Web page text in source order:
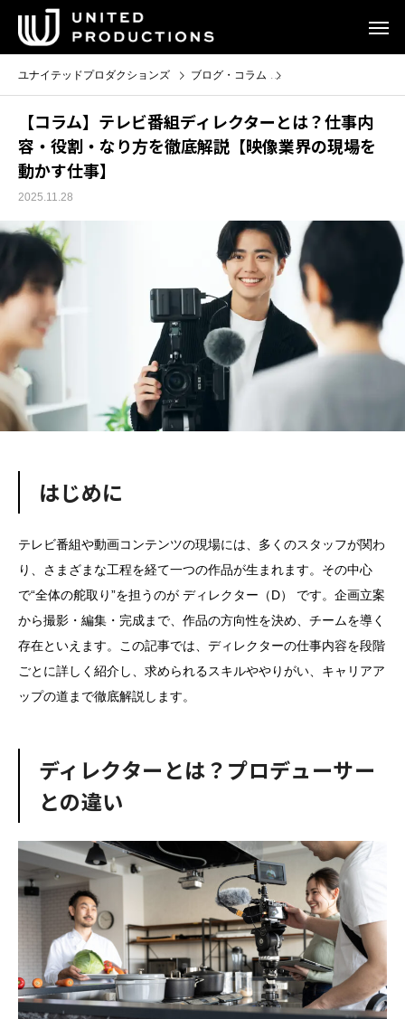
ユナイテッドプロダクションズ ブログ・コラム
【コラム】テレビ番組ディレクターとは？仕事内
容・役割・なり方を徹底解説【映像業界の現場を
動かす仕事】
2025.11.28
はじめに
テレビ番組や動画コンテンツの現場には、多くのスタッフが関わ
り、さまざまな工程を経て一つの作品が生まれます。その中心
で“全体の舵取り”を担うのが ディレクター（D） です。企画立案
から撮影・編集・完成まで、作品の方向性を決め、チームを導く
存在といえます。この記事では、ディレクターの仕事内容を段階
ごとに詳しく紹介し、求められるスキルややりがい、キャリアア
ップの道まで徹底解説します。
ディレクターとは？プロデューサー
との違い